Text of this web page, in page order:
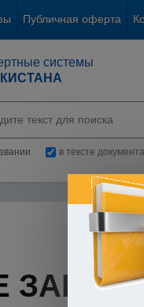
Публичная оферта
системы
в тексте документа